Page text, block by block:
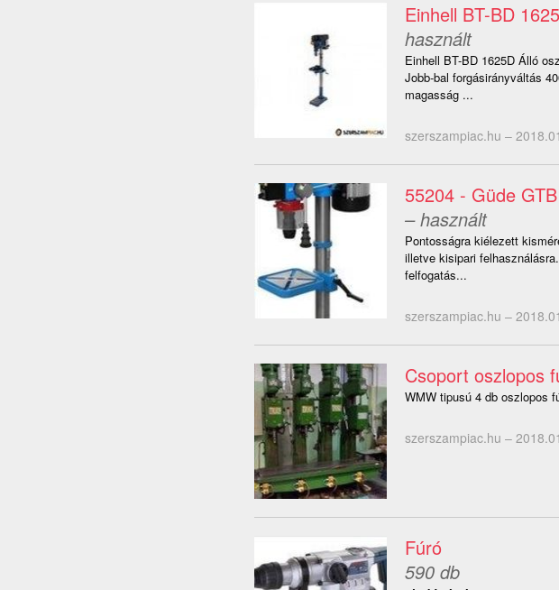
Einhell BT-BD
használt
Einhell BT-BD 1625D Álló
Jobb-bal forgásirányváltás
magasság ...
szerszampiac.hu –
55204 - Güde
– használt
Pontosságra kiélezett
illetve kisipari
felfogatás...
szerszampiac.hu –
Csoport oszlopos
WMW tipusú 4 db oszlopos
szerszampiac.hu –
Fúró
590 db